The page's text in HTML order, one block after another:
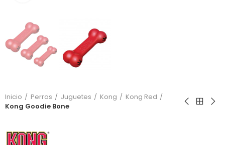
Inicio Perros Juguetes Kong
Kong Red
Kong Goodie Bone